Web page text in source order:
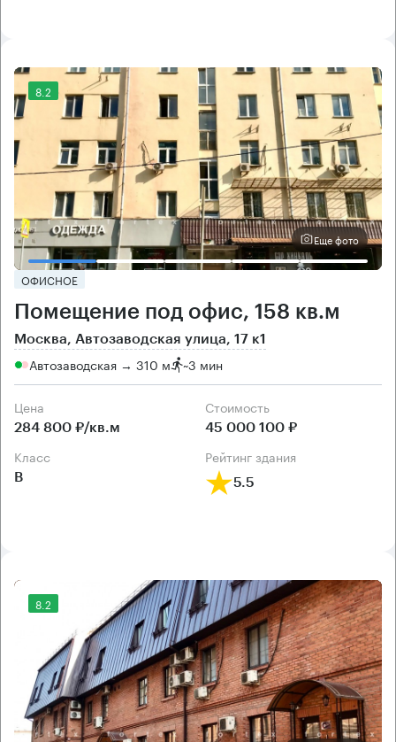
8.2
Еще фото
ОФИСНОЕ
Помещение под офис, 158 кв.м
Москва, Автозаводская улица, 17 к1
Автозаводская → 310 м ~3 мин
Цена
284 800 ₽/кв.м
Cтоимость
45 000 100 ₽
класс
B
рейтинг здания
5.5
8.2